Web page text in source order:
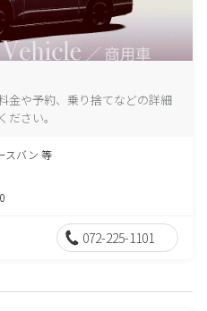
金や予約、乗り捨てなどの詳細
さい。
スバン 等
072-225-1101